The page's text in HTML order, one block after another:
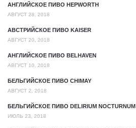
АНГЛИЙСКОЕ ПИВО HEPWORTH
АВГУСТ 28, 2018
АВСТРИЙСКОЕ ПИВО KAISER
АВГУСТ 20, 2018
АНГЛИЙСКОЕ ПИВО BELHAVEN
АВГУСТ 10, 2018
БЕЛЬГИЙСКОЕ ПИВО CHIMAY
АВГУСТ 2, 2018
БЕЛЬГИЙСКОЕ ПИВО DELIRIUM NOCTURNUM
ИЮЛЬ 23, 2018